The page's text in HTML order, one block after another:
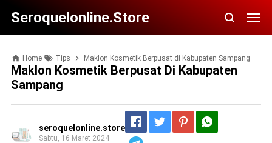
Seroquelonline.store
Home Tips Maklon Kosmetik Berpusat di Kabupaten Sampang
Maklon Kosmetik Berpusat Di Kabupaten
Sampang
seroquelonline.store
Sabtu, 16 Maret 2024